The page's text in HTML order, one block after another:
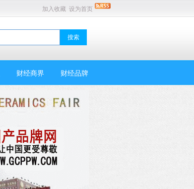
加入收藏 设为首页
财经商界 财经品牌